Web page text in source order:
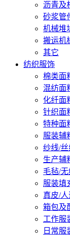
沥青及
砂浆管
机械堆
搬运机
其它
纺织服饰
棉类面
混纺面
化纤面
针织面
特种面
服装辅
纱线/
生产辅
毛毡/
服装填
真皮/
箱包及
工作服
日常服